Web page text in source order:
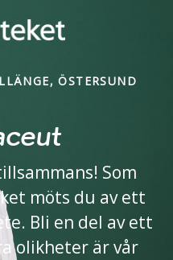
ÖSTERSUND
Som
möts du av ett
Bli en del av ett
olikheter är vår